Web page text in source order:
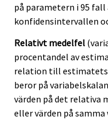
på parametern i 95
konfidensintervallen
Relativt medelfel
procentandel av
relation till estimatets
beror på
värden på det relativa
eller värden på